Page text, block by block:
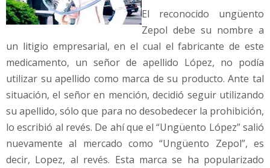
El reconocido ungüento
Zepol debe su nombre a
un litigio empresarial, en el cual el fabricante de este
medicamento, un señor de apellido López, no podía
utilizar su apellido como marca de su producto. Ante tal
situación, el señor en mención, decidió seguir utilizando
su apellido, sólo que para no desobedecer la prohibición,
lo escribió al revés. De ahí que el “Ungüento López” salió
nuevamente al mercado como “Ungüento Zepol”, es
decir, Lopez, al revés. Esta marca se ha popularizado